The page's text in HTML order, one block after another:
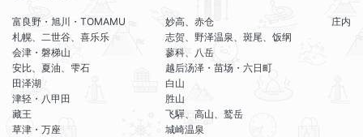
富良野・旭川・TOMAMU
札幌、二世谷、喜乐乐
会津・磐梯山
安比、夏油、雫石
田泽湖
津轻・八甲田
藏王
草津・万座
妙高、赤仓
志贺、野泽温泉、斑尾、饭纲
蓼科、八岳
越后汤泽・苗场・六日町
白山
胜山
飞驒、高山、鹫岳
城崎温泉
庄内